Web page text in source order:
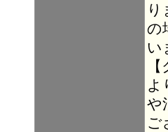
り
の
い
よ
や
ご